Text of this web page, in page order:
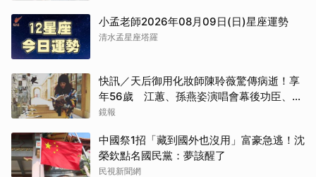
小孟老師2026年08月09日(日)星座運勢
清水孟星座塔羅
快訊／天后御用化妝師陳聆薇驚傳病逝！享
年56歲 江蕙、孫燕姿演唱會幕後功臣、蔡
健雅崩潰難接受
鏡報
中國祭1招「藏到國外也沒用」富豪急逃！沈
榮欽點名國民黨：夢該醒了
民視新聞網